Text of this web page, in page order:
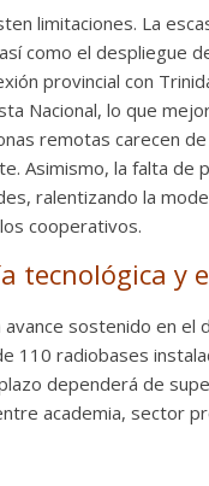
limitaciones. La
como el despliegue
provincial con
Nacional, lo que
remotas carecen
Asimismo, la falta
ralentizando la
cooperativos.
tecnológica y
sostenido en el
110 radiobases
dependerá de
academia, sector
La efímera